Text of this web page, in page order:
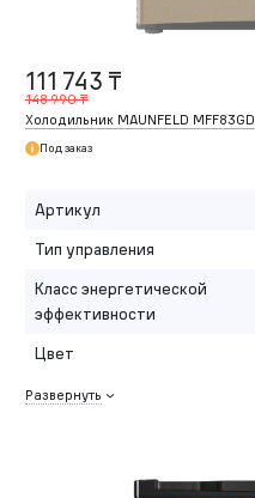
111 743 ₸
148 990 ₸
Холодильник MAUNFELD MFF83GD
Под заказ
Артикул
Тип управления
Класс энергетической
эффективности
Цвет
Развернуть